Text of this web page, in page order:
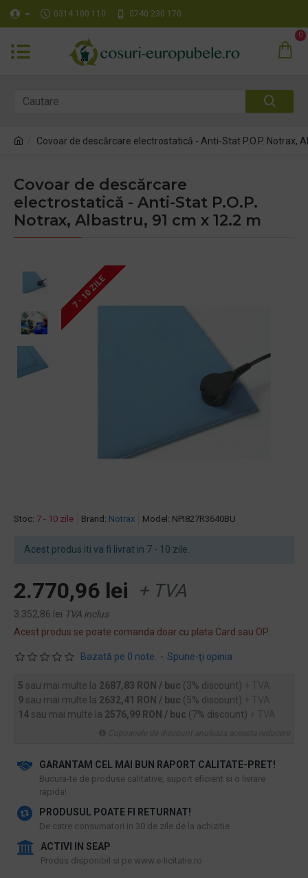
0314 100 110 0740 230 170
0
Covoar de descărcare electrostatică - Anti-Stat P.O.P. Notrax,
Covoar de descărcare
electrostatică - Anti-Stat P.O.P.
Notrax, Albastru, 91 cm x 12.2 m
7 - 10 ZILE
Stoc: 7 - 10 zile Brand: Notrax Model: NPI827R3640BU
Acest produs iti va fi livrat in 7 - 10 zile.
Bazată pe 0 note. - Spune-ţi opinia
2.770,96 lei + TVA
3.352,86 lei TVA inclus
Acest produs se poate comanda doar cu plata Card sau OP
5 sau mai multe la 2687,83 RON / buc (3% discount)
9 sau mai multe la 2632,41 RON / buc (5% discount)
14 sau mai multe la 2576,99 RON / buc (7% discount)
GARANTAM CEL MAI BUN RAPORT CALITATE-PRET!
​Bucura-te de produse calitative, suport eficient si o livrare
rapida!
PRODUSUL POATE FI RETURNAT!
De catre consumatori in 30 de zile de la achizitie
ACTIVI IN SEAP
Produs disponibil si pe www.e-licitatie.ro